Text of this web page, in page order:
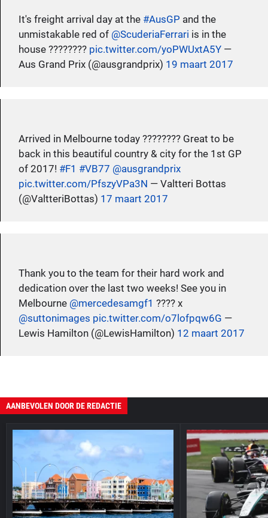
It's freight arrival day at the #AusGP and the
unmistakable red of @ScuderiaFerrari is in the
house ???????? pic.twitter.com/yoPWUxtA5Y —
Aus Grand Prix (@ausgrandprix) 19 maart 2017
Arrived in Melbourne today ???????? Great to be
back in this beautiful country & city for the 1st GP
of 2017! #F1 #VB77 @ausgrandprix
pic.twitter.com/PfszyVPa3N — Valtteri Bottas
(@ValtteriBottas) 17 maart 2017
Thank you to the team for their hard work and
dedication over the last two weeks! See you in
Melbourne @mercedesamgf1 ???? x
@suttonimages pic.twitter.com/o7lofpqw6G —
Lewis Hamilton (@LewisHamilton) 12 maart 2017
AANBEVOLEN DOOR DE REDACTIE